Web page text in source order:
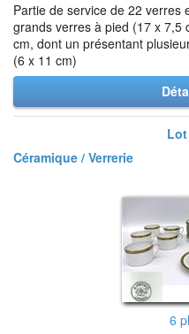
Partie de service de 22 verres
grands verres à pied (17 x 7,5
cm, dont un présentant
(6 x 11 cm)
Lot
Céramique / Verrerie
6